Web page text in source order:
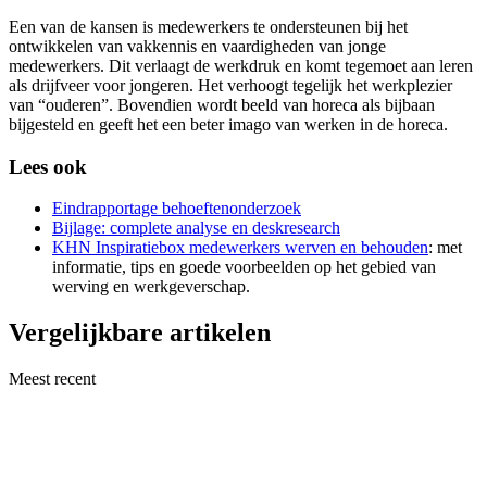
Een van de kansen is medewerkers te ondersteunen bij het
ontwikkelen van vakkennis en vaardigheden van jonge
medewerkers. Dit verlaagt de werkdruk en komt tegemoet aan leren
als drijfveer voor jongeren. Het verhoogt tegelijk het werkplezier
van “ouderen”. Bovendien wordt beeld van horeca als bijbaan
bijgesteld en geeft het een beter imago van werken in de horeca.
Lees ook
Eindrapportage behoeftenonderzoek
Bijlage: complete analyse en deskresearch
KHN Inspiratiebox medewerkers werven en behouden: met
informatie, tips en goede voorbeelden op het gebied van
werving en werkgeverschap.
Vergelijkbare artikelen
Meest recent